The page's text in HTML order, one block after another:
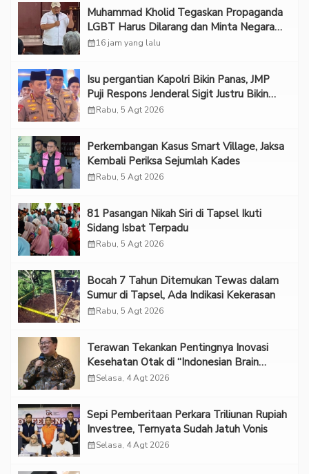
Muhammad Kholid Tegaskan Propaganda
LGBT Harus Dilarang dan Minta Negara
Melindungi Korban
calendar_month16 jam yang lalu
Isu pergantian Kapolri Bikin Panas, JMP
Puji Respons Jenderal Sigit Justru Bikin
“Adem”
calendar_monthRabu, 5 Agt 2026
Perkembangan Kasus Smart Village, Jaksa
Kembali Periksa Sejumlah Kades
calendar_monthRabu, 5 Agt 2026
81 Pasangan Nikah Siri di Tapsel Ikuti
Sidang Isbat Terpadu
calendar_monthRabu, 5 Agt 2026
Bocah 7 Tahun Ditemukan Tewas dalam
Sumur di Tapsel, Ada Indikasi Kekerasan
calendar_monthRabu, 5 Agt 2026
Terawan Tekankan Pentingnya Inovasi
Kesehatan Otak di “Indonesian Brain
Forum 2026 UPN Veteran Jakarta”
calendar_monthSelasa, 4 Agt 2026
Sepi Pemberitaan Perkara Triliunan Rupiah
Investree, Ternyata Sudah Jatuh Vonis
calendar_monthSelasa, 4 Agt 2026